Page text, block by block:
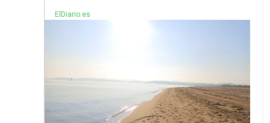
ElDiario.es